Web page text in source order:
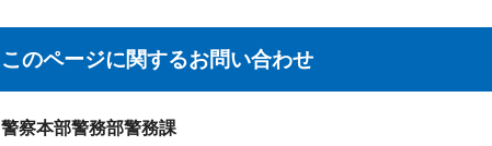
このページに関するお問い合わせ
警察本部警務部警務課